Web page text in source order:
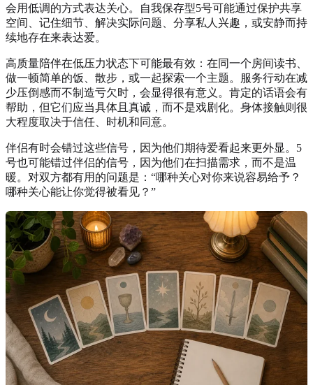
会用低调的方式表达关心。自我保存型5号可能通过保护共享
空间、记住细节、解决实际问题、分享私人兴趣，或安静而持
续地存在来表达爱。
高质量陪伴在低压力状态下可能最有效：在同一个房间读书、
做一顿简单的饭、散步，或一起探索一个主题。服务行动在减
少压倒感而不制造亏欠时，会显得很有意义。肯定的话语会有
帮助，但它们应当具体且真诚，而不是戏剧化。身体接触则很
大程度取决于信任、时机和同意。
伴侣有时会错过这些信号，因为他们期待爱看起来更外显。5
号也可能错过伴侣的信号，因为他们在扫描需求，而不是温
暖。对双方都有用的问题是：“哪种关心对你来说容易给予？
哪种关心能让你觉得被看见？”